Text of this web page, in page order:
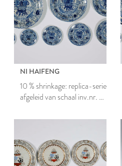
NI HAIFENG
10 % shrinkage: replica-serie
afgeleid van schaal inv.nr. B